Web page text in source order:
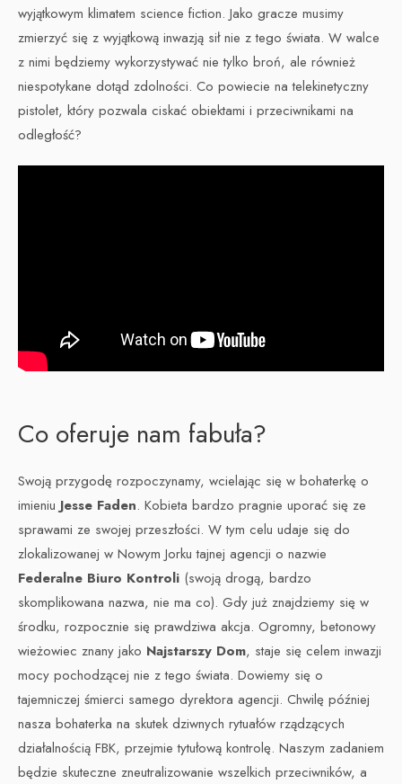
wyjątkowym klimatem science fiction. Jako gracze musimy
zmierzyć się z wyjątkową inwazją sił nie z tego świata. W walce
z nimi będziemy wykorzystywać nie tylko broń, ale również
niespotykane dotąd zdolności. Co powiecie na telekinetyczny
pistolet, który pozwala ciskać obiektami i przeciwnikami na
odległość?
Co oferuje nam fabuła?
Swoją przygodę rozpoczynamy, wcielając się w bohaterkę o
imieniuJesse Faden. Kobieta bardzo pragnie uporać się ze
sprawami ze swojej przeszłości. W tym celu udaje się do
zlokalizowanej w Nowym Jorku tajnej agencji o nazwie
Federalne Biuro Kontroli (swoją drogą, bardzo
skomplikowana nazwa, nie ma co). Gdy już znajdziemy się w
środku, rozpocznie się prawdziwa akcja. Ogromny, betonowy
wieżowiec znany jako Najstarszy Dom, staje się celem inwazji
mocy pochodzącej nie z tego świata. Dowiemy się o
tajemniczej śmierci samego dyrektora agencji. Chwilę później
nasza bohaterka na skutek dziwnych rytuałów rządzących
działalnością FBK, przejmie tytułową kontrolę. Naszym zadaniem
będzie skuteczne zneutralizowanie wszelkich przeciwników, a